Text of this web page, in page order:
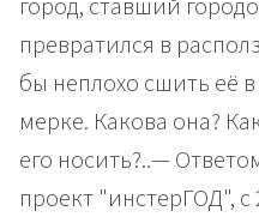
превратился в
бы неплохо сшить её
мерке. Какова она?
его носить?..—
проект "инстерГОД",